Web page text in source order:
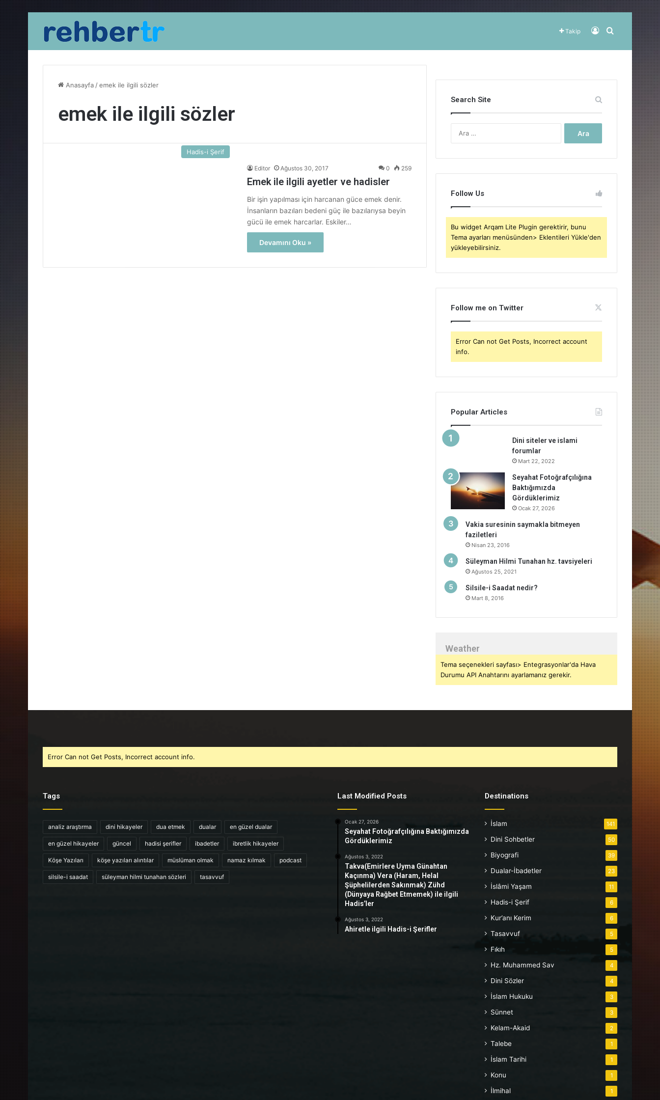
Takip Kayıt OlArama yap
Anasayfa /emek ile ilgili sözler
emek ile ilgili sözler
Hadis-i Şerif
Editor Ağustos 30, 2017 0 259
Emek ile ilgili ayetler ve hadisler
Bir işin yapılması için harcanan güce emek denir.
İnsanların bazıları bedeni güç ile bazılarıysa beyin
gücü ile emek harcarlar. Eskiler…
Devamını Oku »
Search Site
Follow Us
Bu widget Arqam Lite Plugin gerektirir, bunu
Tema ayarları menüsünden> Eklentileri Yükle'den
yükleyebilirsiniz.
Follow me on Twitter
Error Can not Get Posts, Incorrect account
info.
Popular Articles
Dini siteler ve islami
forumlar
Mart 22, 2022
Seyahat Fotoğrafçılığına
Baktığımızda
Gördüklerimiz
Ocak 27, 2026
Vakia suresinin saymakla bitmeyen
faziletleri
Nisan 23, 2016
Süleyman Hilmi Tunahan hz. tavsiyeleri
Ağustos 25, 2021
Silsile-i Saadat nedir?
Mart 8, 2016
Weather
Tema seçenekleri sayfası> Entegrasyonlar'da Hava
Durumu API Anahtarını ayarlamanız gerekir.
Error Can not Get Posts, Incorrect account info.
Tags
analiz araştırma dini hikayeler dua etmek dualar en güzel dualar
en güzel hikayeler güncel hadisi şerifler ibadetler ibretlik hikayeler
Köşe Yazıları köşe yazıları alıntılar müslüman olmak namaz kılmak podcast
silsile-i saadat süleyman hilmi tunahan sözleri tasavvuf
Last Modified Posts
Ocak 27, 2026
Seyahat Fotoğrafçılığına Baktığımızda
Gördüklerimiz
Ağustos 3, 2022
Takva(Emirlere Uyma Günahtan
Kaçınma) Vera (Haram, Helal
Şüphelilerden Sakınmak) Zühd
(Dünyaya Rağbet Etmemek) ile ilgili
Hadis’ler
Ağustos 3, 2022
Ahiretle ilgili Hadis-i Şerifler
Destinations
İslam 141
Dini Sohbetler 50
Biyografi 39
Dualar-İbadetler 23
İslâmi Yaşam 11
Hadis-i Şerif 6
Kur’anı Kerim 6
Tasavvuf 5
Fıkıh 5
Hz. Muhammed Sav 4
Dini Sözler 4
İslam Hukuku 3
Sünnet 3
Kelam-Akaid 2
Talebe 1
İslam Tarihi 1
Konu 1
İlmihal 1